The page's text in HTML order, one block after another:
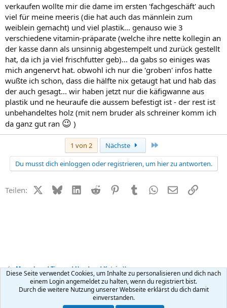
verkaufen wollte mir die dame im ersten 'fachgeschäft' auch
viel für meine meeris (die hat auch das männlein zum
weiblein gemacht) und viel plastik... genauso wie 3
verschiedene vitamin-präparate (welche ihre nette kollegin an
der kasse dann als unsinnig abgestempelt und zurück gestellt
hat, da ich ja viel frischfutter geb)... da gabs so einiges was
mich angenervt hat. obwohl ich nur die 'groben' infos hatte
wußte ich schon, dass die hälfte nix getaugt hat und hab das
der auch gesagt... wir haben jetzt nur die käfigwanne aus
plastik und ne heuraufe die aussem befestigt ist - der rest ist
unbehandeltes holz (mit nem bruder als schreiner komm ich
da ganz gut ran 😉 )
1 von 2 Nächste
Du musst dich einloggen oder registrieren, um hier zu antworten.
Teilen: X (Twitter)
BlueskyLinkedIn
Reddit PinterestTumblr WhatsApp
E-MailLink
Mensch und Tier und Hund und Katz´ ;-))
Kontakt Nutzungsbedingungen Datenschutz Hilfe
R
Diese Seite verwendet Cookies, um Inhalte zu personalisieren und dich nach
einem Login angemeldet zu halten, wenn du registriert bist.
Durch die weitere Nutzung unserer Webseite erklärst du dich damit
einverstanden.